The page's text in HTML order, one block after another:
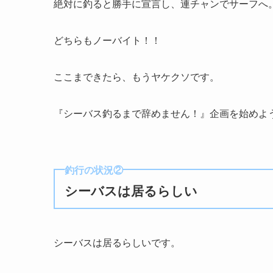
絶対に釣ると勝手に宣言し、連チャンでサーフへ。
どちらもノーバイト！！
ここまできたら、もうヤケクソです。
『シーバス釣るまで辞めません！』企画を始めよ
釣行の状況②
シーバスは居るらしい
シーバスは居るらしいです。